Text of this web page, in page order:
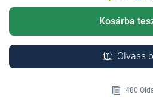
Kosárba
Olvass
480